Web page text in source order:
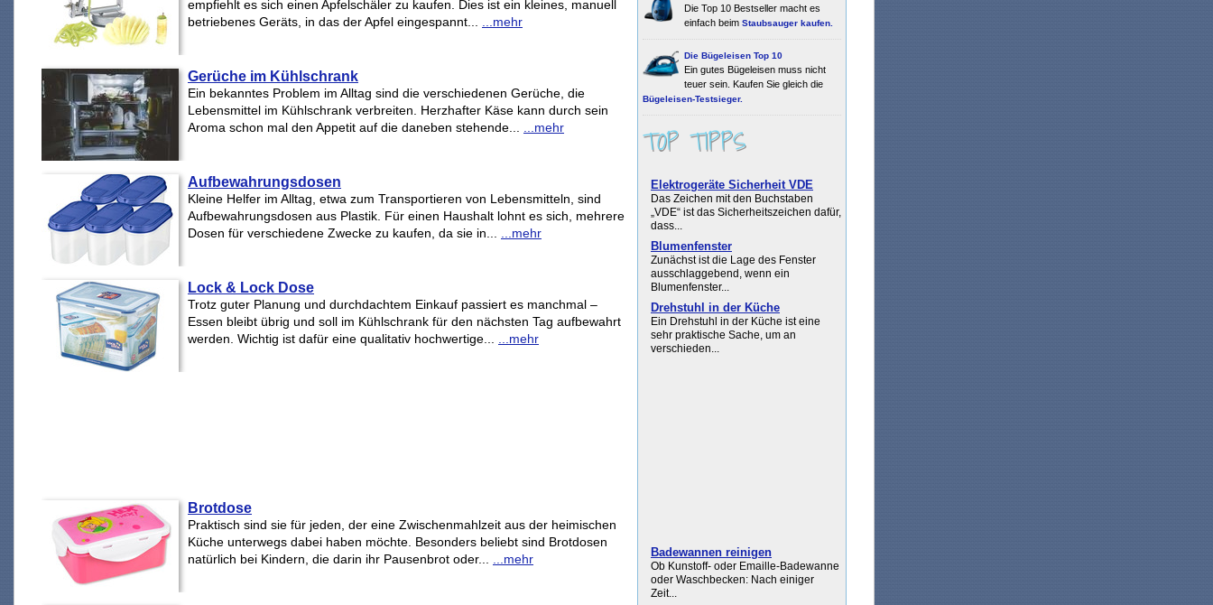
Die Top 10 Bestseller macht es
einfach beim Staubsauger kaufen.
Die Bügeleisen Top 10
Ein gutes Bügeleisen muss nicht
teuer sein. Kaufen Sie gleich die
Bügeleisen-Testsieger.
TOP TIPPS
Elektrogeräte Sicherheit VDE
Das Zeichen mit den Buchstaben
„VDE“ ist das Sicherheitszeichen dafür,
dass...
Blumenfenster
Zunächst ist die Lage des Fenster
ausschlaggebend, wenn ein
Blumenfenster...
Drehstuhl in der Küche
Ein Drehstuhl in der Küche ist eine
sehr praktische Sache, um an
verschieden...
Badewannen reinigen
Ob Kunstoff- oder Emaille-Badewanne
oder Waschbecken: Nach einiger
Zeit...
empfiehlt es sich einen Apfelschäler zu kaufen. Dies ist ein kleines, manuell
betriebenes Geräts, in das der Apfel eingespannt...
...mehr
Gerüche im Kühlschrank
Ein bekanntes Problem im Alltag sind die verschiedenen Gerüche, die
Lebensmittel im Kühlschrank verbreiten. Herzhafter Käse kann durch sein
Aroma schon mal den Appetit auf die daneben stehende...
...mehr
Aufbewahrungsdosen
Kleine Helfer im Alltag, etwa zum Transportieren von Lebensmitteln, sind
Aufbewahrungsdosen aus Plastik. Für einen Haushalt lohnt es sich, mehrere
Dosen für verschiedene Zwecke zu kaufen, da sie in...
...mehr
Lock & Lock Dose
Trotz guter Planung und durchdachtem Einkauf passiert es manchmal –
Essen bleibt übrig und soll im Kühlschrank für den nächsten Tag aufbewahrt
werden. Wichtig ist dafür eine qualitativ hochwertige...
...mehr
Brotdose
Praktisch sind sie für jeden, der eine Zwischenmahlzeit aus der heimischen
Küche unterwegs dabei haben möchte. Besonders beliebt sind Brotdosen
natürlich bei Kindern, die darin ihr Pausenbrot oder...
...mehr